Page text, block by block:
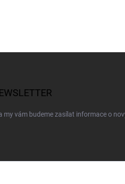
my vám budeme zasílat informace o